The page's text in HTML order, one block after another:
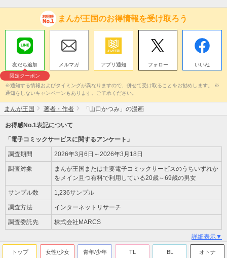
まんが王国のお得情報を受け取ろう
友だち追加
限定クーポン
メルマガ アプリ通知 フォロー いいね
※通知する情報およびタイミングが異なりますので、併せて受け取ることをお勧めします。 ※
通知をしないキャンペーンもあります。ご了承ください。
まんが王国 著者・作者 「山口かつみ」の漫画
お得感No.1表記について
「電子コミックサービスに関するアンケート」
調査期間 2026年3月6日～2026年3月18日
調査対象
まんが王国または主要電子コミックサービスのうちいずれか
をメイン且つ有料で利用している20歳～69歳の男女
サンプル数 1,236サンプル
調査方法 インターネットリサーチ
調査委託先 株式会社MARCS
詳細表示▼
トップ 女性/少女 青年/少年 TL BL オトナ